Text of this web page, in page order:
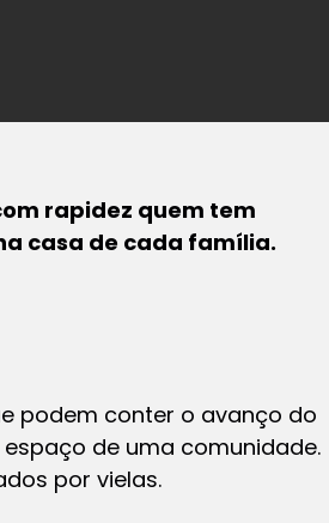
rapidez quem tem
casa de cada família.
podem conter o avanço do
de uma comunidade.
por vielas.